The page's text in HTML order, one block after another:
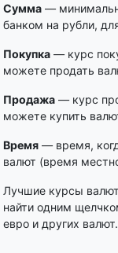
Сумма —
банком на рубли,
Покупка — курс
можете продать
Продажа — курс
можете купить
Время — время,
валют (время
Лучшие курсы валют
найти одним
евро и других валют.